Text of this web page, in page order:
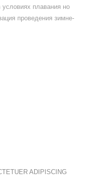
пла­вания но
проведения зимне­
ADIPISCING